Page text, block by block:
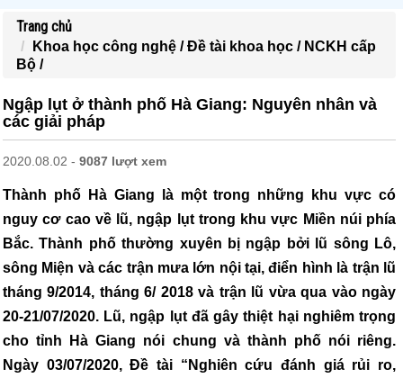
Trang chủ
Khoa học công nghệ /Đề tài khoa học / NCKH cấp
Bộ /
Ngập lụt ở thành phố Hà Giang: Nguyên nhân và
các giải pháp
2020.08.02 - 9087 lượt xem
Thành phố Hà Giang là một trong những khu vực có
nguy cơ cao về lũ, ngập lụt trong khu vực Miền núi phía
Bắc. Thành phố thường xuyên bị ngập bởi lũ sông Lô,
sông Miện và các trận mưa lớn nội tại, điển hình là trận lũ
tháng 9/2014, tháng 6/ 2018 và trận lũ vừa qua vào ngày
20-21/07/2020. Lũ, ngập lụt đã gây thiệt hại nghiêm trọng
cho tỉnh Hà Giang nói chung và thành phố nói riêng.
Ngày 03/07/2020, Đề tài “Nghiên cứu đánh giá rủi ro,